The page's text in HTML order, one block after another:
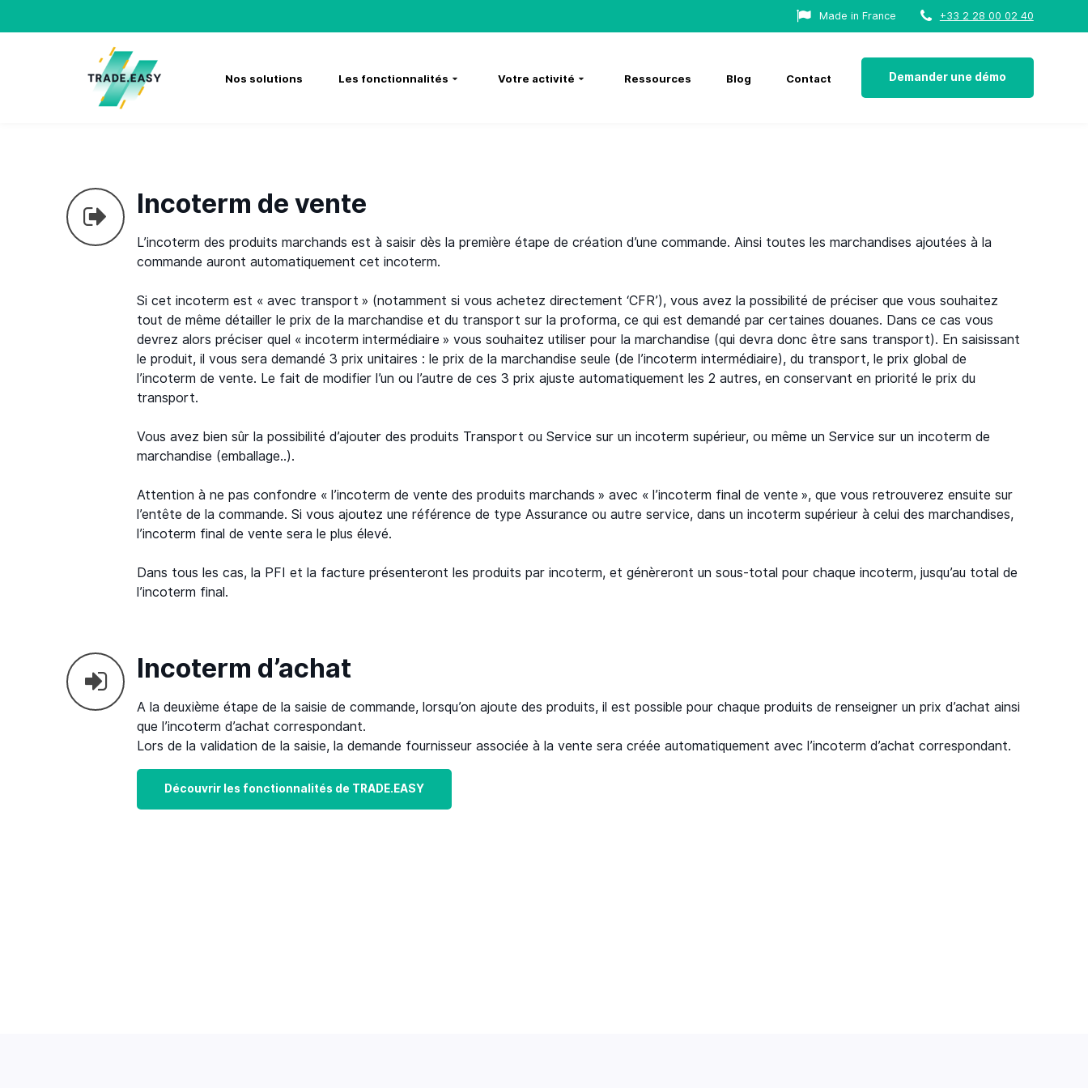
Made in France +33 2 28 00 02 40
Nos solutions Les fonctionnalités Votre activité Ressources Blog Contact Demander une démo
Incoterm de vente
L’incoterm des produits marchands est à saisir dès la première étape de création d’une commande. Ainsi toutes les marchandises ajoutées à la
commande auront automatiquement cet incoterm.
Si cet incoterm est « avec transport » (notamment si vous achetez directement ‘CFR’), vous avez la possibilité de préciser que vous souhaitez
tout de même détailler le prix de la marchandise et du transport sur la proforma, ce qui est demandé par certaines douanes. Dans ce cas vous
devrez alors préciser quel « incoterm intermédiaire » vous souhaitez utiliser pour la marchandise (qui devra donc être sans transport). En saisissant
le produit, il vous sera demandé 3 prix unitaires : le prix de la marchandise seule (de l’incoterm intermédiaire), du transport, le prix global de
l’incoterm de vente. Le fait de modifier l’un ou l’autre de ces 3 prix ajuste automatiquement les 2 autres, en conservant en priorité le prix du
transport.
Vous avez bien sûr la possibilité d’ajouter des produits Transport ou Service sur un incoterm supérieur, ou même un Service sur un incoterm de
marchandise (emballage..).
Attention à ne pas confondre « l’incoterm de vente des produits marchands » avec « l’incoterm final de vente », que vous retrouverez ensuite sur
l’entête de la commande. Si vous ajoutez une référence de type Assurance ou autre service, dans un incoterm supérieur à celui des marchandises,
l’incoterm final de vente sera le plus élevé.
Dans tous les cas, la PFI et la facture présenteront les produits par incoterm, et génèreront un sous-total pour chaque incoterm, jusqu’au total de
l’incoterm final.
Incoterm d’achat
A la deuxième étape de la saisie de commande, lorsqu’on ajoute des produits, il est possible pour chaque produits de renseigner un prix d’achat ainsi
que l’incoterm d’achat correspondant.
Lors de la validation de la saisie, la demande fournisseur associée à la vente sera créée automatiquement avec l’incoterm d’achat correspondant.
Découvrir les fonctionnalités de TRADE.EASY